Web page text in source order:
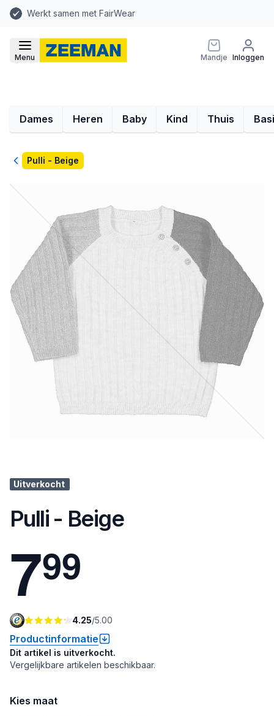
Werkt samen met FairWear
Menu Mandje Inloggen
Dames Heren Baby Kind Thuis
TerugPulli - Beige
Uitverkocht
Pulli - Beige
799
4.25/5.00
Productinformatie
Dit artikel is uitverkocht.
Vergelijkbare artikelen beschikbaar.
Kies maat